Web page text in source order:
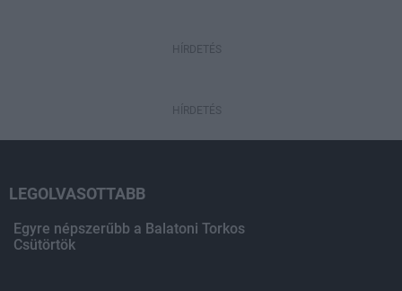
HÍRDETÉS
HÍRDETÉS
LEGOLVASOTTABB
Egyre népszerűbb a Balatoni Torkos
Csütörtök